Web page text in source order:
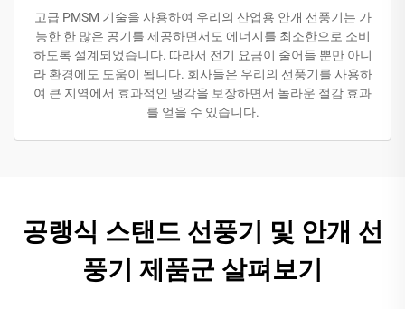
고급 PMSM 기술을 사용하여 우리의 산업용 안개 선풍기는 가
능한 한 많은 공기를 제공하면서도 에너지를 최소한으로 소비
하도록 설계되었습니다. 따라서 전기 요금이 줄어들 뿐만 아니
라 환경에도 도움이 됩니다. 회사들은 우리의 선풍기를 사용하
여 큰 지역에서 효과적인 냉각을 보장하면서 놀라운 절감 효과
를 얻을 수 있습니다.
공랭식 스탠드 선풍기 및 안개 선
풍기 제품군 살펴보기